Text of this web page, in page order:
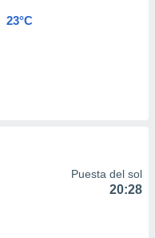
23°C
Puesta del sol
20:28